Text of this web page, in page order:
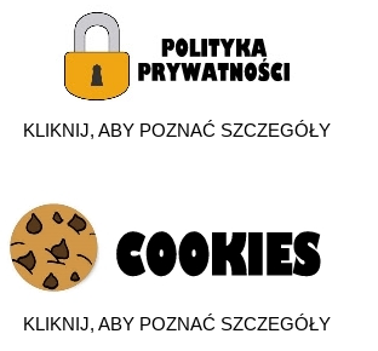
KLIKNIJ, ABY POZNAĆ SZCZEGÓŁY
KLIKNIJ, ABY POZNAĆ SZCZEGÓŁY